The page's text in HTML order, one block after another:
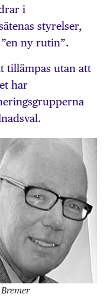
i
styrelser,
ny rutin”.
tillämpas utan att
har